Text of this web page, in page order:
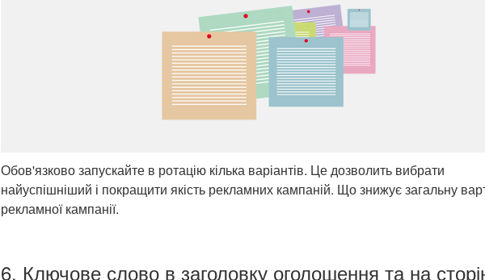
Обов'язково запускайте в ротацію кілька варіантів. Це дозволить вибрати
найуспішніший і покращити якість рекламних кампаній. Що знижує загальну
рекламної кампанії.
6. Ключове слово в заголовку оголошення та на